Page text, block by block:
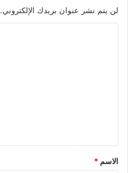
لن يتم نشر عنوان بريدك الإلكتروني.
*
الاسم *